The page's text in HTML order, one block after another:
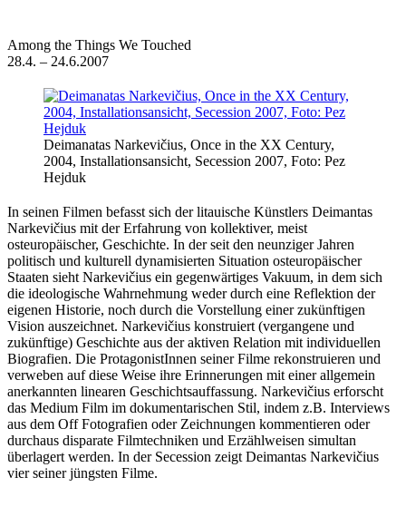
Among the Things We Touched
28.4. – 24.6.2007
Deimanatas Narkevičius, Once in the XX Century,
2004, Installationsansicht, Secession 2007, Foto: Pez
Hejduk
In seinen Filmen befasst sich der litauische Künstlers Deimantas
Narkevičius mit der Erfahrung von kollektiver, meist
osteuropäischer, Geschichte. In der seit den neunziger Jahren
politisch und kulturell dynamisierten Situation osteuropäischer
Staaten sieht Narkevičius ein gegenwärtiges Vakuum, in dem sich
die ideologische Wahrnehmung weder durch eine Reflektion der
eigenen Historie, noch durch die Vorstellung einer zukünftigen
Vision auszeichnet. Narkevičius konstruiert (vergangene und
zukünftige) Geschichte aus der aktiven Relation mit individuellen
Biografien. Die ProtagonistInnen seiner Filme rekonstruieren und
verweben auf diese Weise ihre Erinnerungen mit einer allgemein
anerkannten linearen Geschichtsauffassung. Narkevičius erforscht
das Medium Film im dokumentarischen Stil, indem z.B. Interviews
aus dem Off Fotografien oder Zeichnungen kommentieren oder
durchaus disparate Filmtechniken und Erzählweisen simultan
überlagert werden. In der Secession zeigt Deimantas Narkevičius
vier seiner jüngsten Filme.